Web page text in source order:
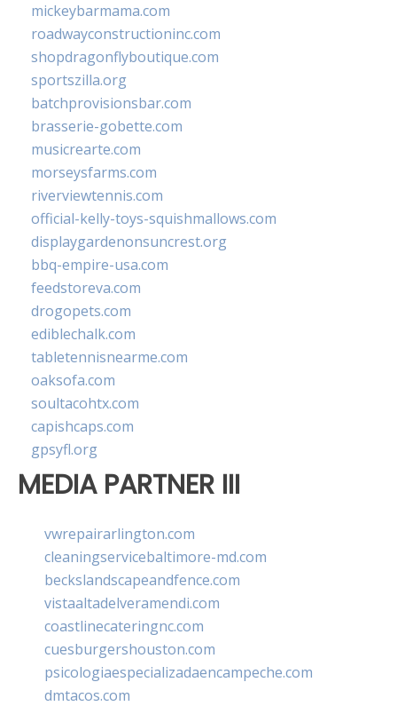
mickeybarmama.com
roadwayconstructioninc.com
shopdragonflyboutique.com
sportszilla.org
batchprovisionsbar.com
brasserie-gobette.com
musicrearte.com
morseysfarms.com
riverviewtennis.com
official-kelly-toys-squishmallows.com
displaygardenonsuncrest.org
bbq-empire-usa.com
feedstoreva.com
drogopets.com
ediblechalk.com
tabletennisnearme.com
oaksofa.com
soultacohtx.com
capishcaps.com
gpsyfl.org
MEDIA PARTNER III
vwrepairarlington.com
cleaningservicebaltimore-md.com
beckslandscapeandfence.com
vistaaltadelveramendi.com
coastlinecateringnc.com
cuesburgershouston.com
psicologiaespecializadaencampeche.com
dmtacos.com